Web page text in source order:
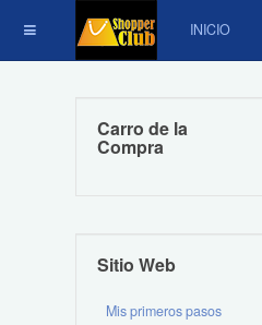
INICIO
Carro de la
Compra
Sitio Web
Mis primeros pasos